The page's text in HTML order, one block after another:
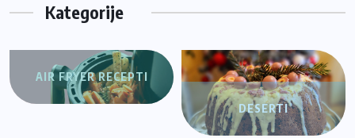
Kategorije
AIR FRYER RECEPTI
DESERTI